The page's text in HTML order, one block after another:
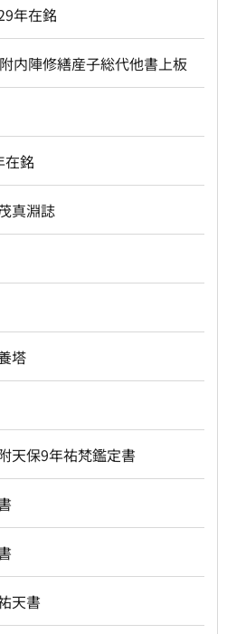
年在銘
内陣修繕産子総代他書上板
銘
真淵誌
塔
保9年祐梵鑑定書
天書